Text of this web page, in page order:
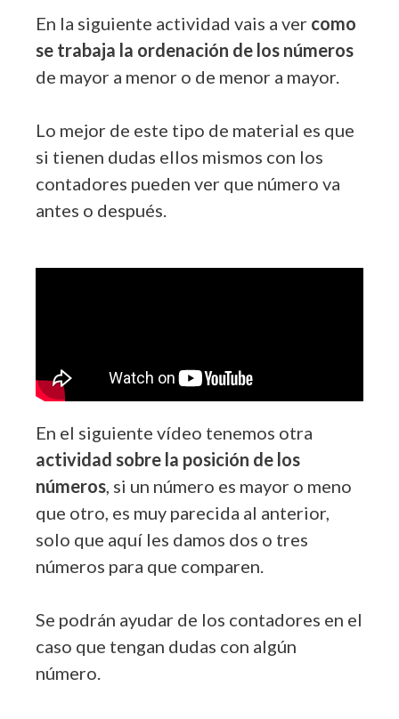
En la siguiente actividad vais a ver como
se trabaja la ordenación de los números
de mayor a menor o de menor a mayor.
Lo mejor de este tipo de material es que
si tienen dudas ellos mismos con los
contadores pueden ver que número va
antes o después.
En el siguiente vídeo tenemos otra
actividad sobre la posición de los
números, si un número es mayor o meno
que otro, es muy parecida al anterior,
solo que aquí les damos dos o tres
números para que comparen.
Se podrán ayudar de los contadores en el
caso que tengan dudas con algún
número.